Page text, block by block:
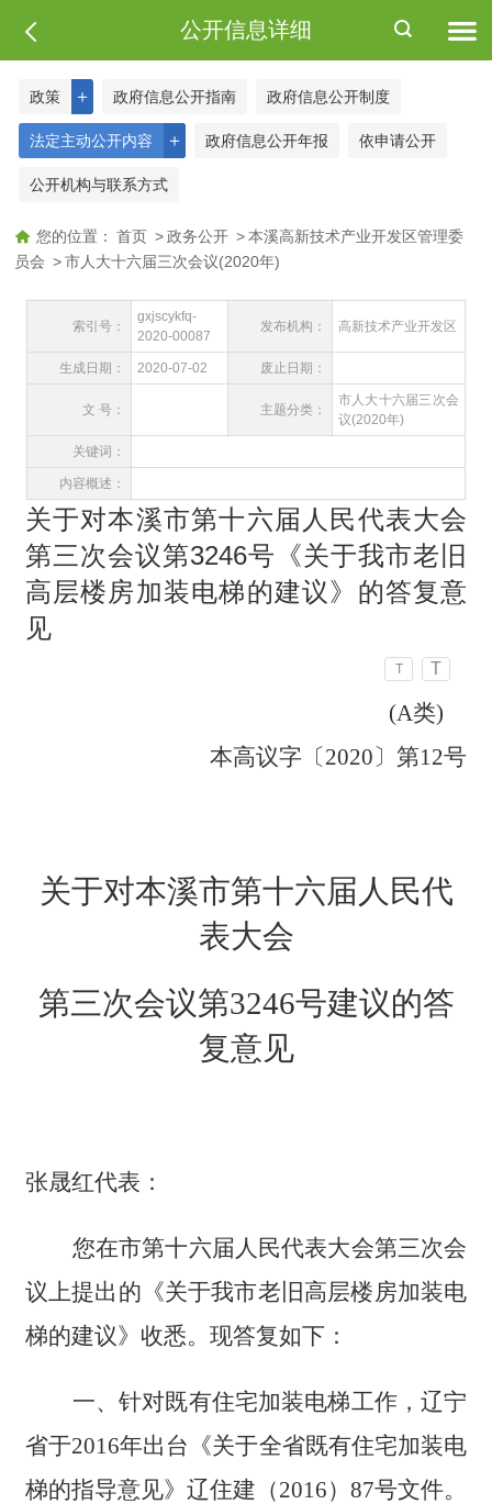
公开信息详细
＋
政策 政府信息公开指南 政府信息公开制度
＋
法定主动公开内容 政府信息公开年报 依申请公开
公开机构与联系方式
您的位置： 首页 > 政务公开 > 本溪高新技术产业开发区管理委
员会 > 市人大十六届三次会议(2020年)
索引号：
gxjscykfq-
2020-00087
发布机构： 高新技术产业开发区
生成日期： 2020-07-02 废止日期：
文 号： 主题分类：
市人大十六届三次会
议(2020年)
关键词：
内容概述：
关于对本溪市第十六届人民代表大会
第三次会议第3246号《关于我市老旧
高层楼房加装电梯的建议》的答复意
见
T T
(A类)
本高议字〔2020〕第12号
关于对本溪市第十六届人民代
表大会
第三次会议第3246号建议的答
复意见
张晟红代表：
您在市第十六届人民代表大会第三次会
议上提出的《关于我市老旧高层楼房加装电
梯的建议》收悉。现答复如下：
一、针对既有住宅加装电梯工作，辽宁
省于2016年出台《关于全省既有住宅加装电
梯的指导意见》辽住建（2016）87号文件。